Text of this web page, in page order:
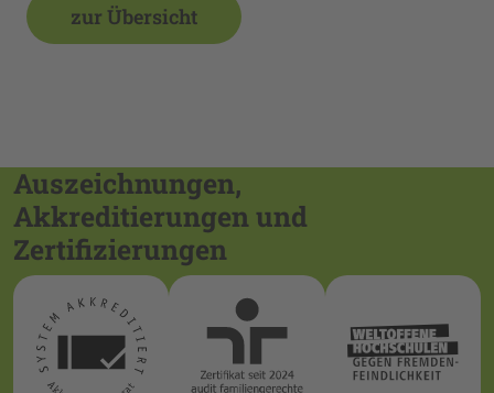
zur Übersicht
Auszeichnungen,
Akkreditierungen und
Zertifizierungen